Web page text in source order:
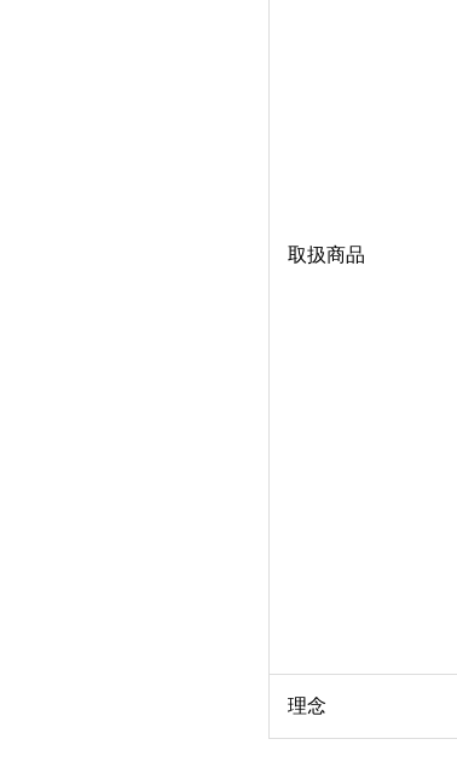
取扱商品
理念